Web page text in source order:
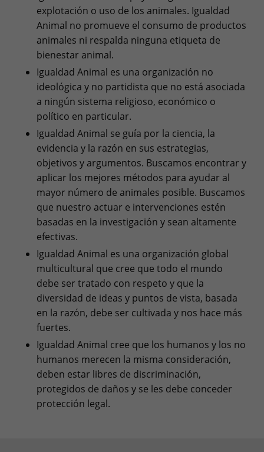
explotación o uso de los animales. Igualdad
Animal no promueve el consumo de productos
animales ni respalda ninguna etiqueta de
bienestar animal.
Igualdad Animal es una organización no
ideológica y no partidista que no está asociada
a ningún sistema religioso, económico o
político en particular.
Igualdad Animal se guía por la ciencia, la
evidencia y la razón en sus estrategias,
objetivos y argumentos. Buscamos encontrar y
aplicar los mejores métodos para ayudar al
mayor número de animales posible. Buscamos
que nuestro actuar e intervenciones estén
basadas en la investigación y sean altamente
efectivas.
Igualdad Animal es una organización global
multicultural que cree que todo el mundo
debe ser tratado con respeto y que la
diversidad de ideas y puntos de vista, basada
en la razón, debe ser cultivada y nos hace más
fuertes.
Igualdad Animal cree que los humanos y los no
humanos merecen la misma consideración,
deben estar libres de discriminación,
protegidos de daños y se les debe conceder
protección legal.